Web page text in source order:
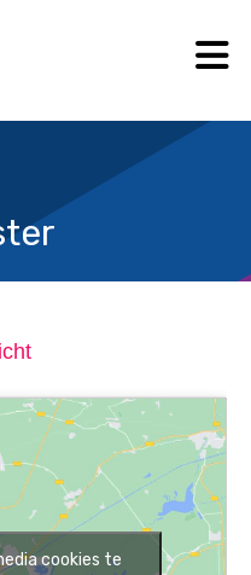
cookies te